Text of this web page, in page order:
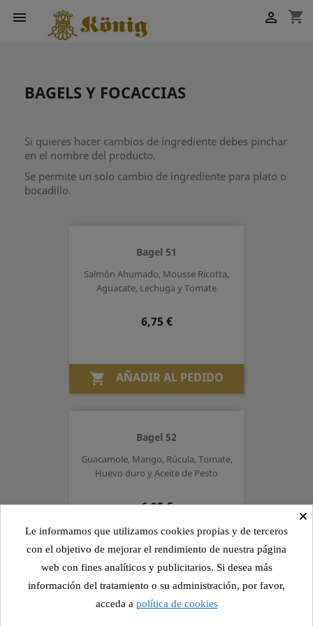
 shopping_cart

BAGELS Y FOCACCIAS
Si quieres hacer cambios de ingrediente debes pinchar
en el nombre del producto.
Se permite un solo cambio de ingrediente para plato o
bocadillo.
Bagel 51
Salmón Ahumado, Mousse Ricotta,
Aguacate, Lechuga y Tomate
Precio
6,75 €
 AÑADIR AL PEDIDO
Bagel 52
Guacamole, Mango, Rúcula, Tomate,
Huevo duro y Aceite de Pesto
Precio
6,25 €
 AÑADIR AL PEDIDO
×
Le informamos que utilizamos cookies propias y de terceros
con el objetivo de mejorar el rendimiento de nuestra página
web con fines analíticos y publicitarios. Si desea más
información del tratamiento o su administración, por favor,
acceda a política de cookies